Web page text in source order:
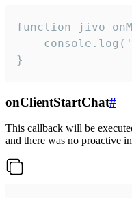
function
}
onClientStartChat#
This callback will be
and there was no proactive